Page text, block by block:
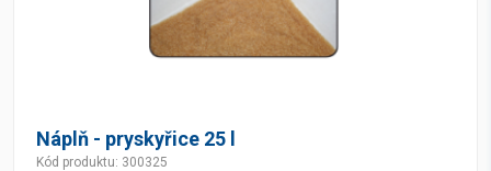
Náplň - pryskyřice 25 l
Kód produktu: 300325